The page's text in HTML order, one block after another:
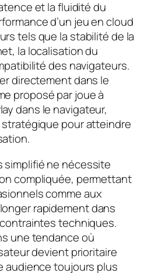
et la fluidité du
d’un jeu en cloud
tels que la stabilité de la
la localisation du
des navigateurs.
directement dans le
proposé par joue à
dans le navigateur,
pour atteindre
simplifié ne nécessite
compliquée, permettant
comme aux
rapidement dans
techniques.
une tendance où
devient prioritaire
audience toujours plus